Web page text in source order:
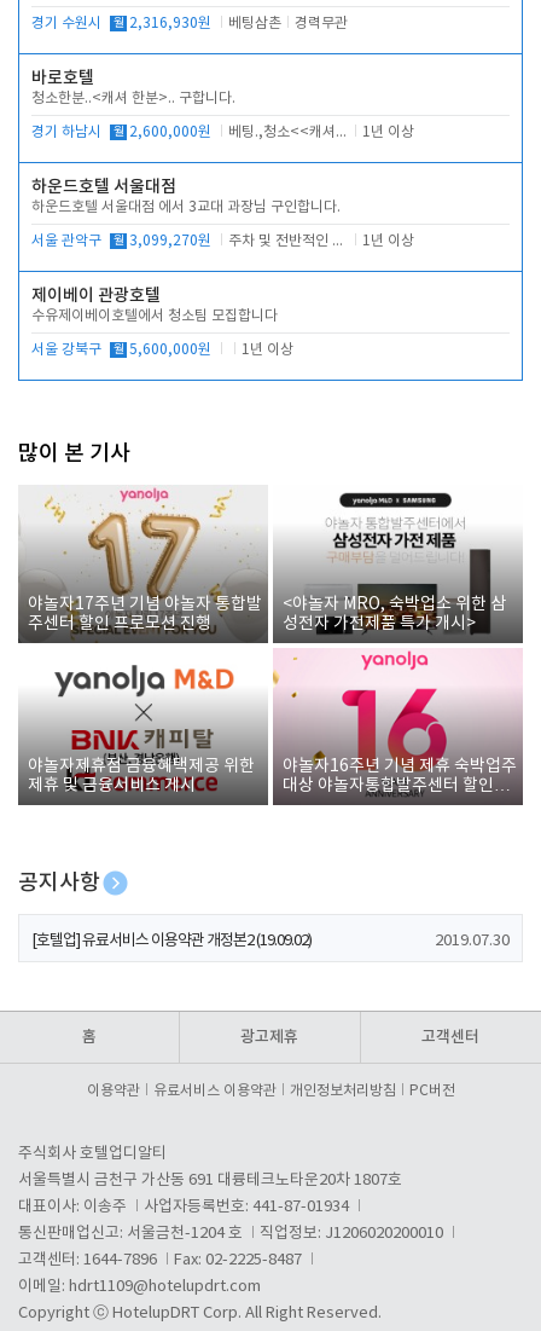
경기 수원시 월 2,316,930원 베팅삼촌 경력무관
바로호텔
청소한분..<캐셔 한분>.. 구합니다.
경기 하남시 월 2,600,000원 베팅.,청소<<캐셔 모셔봅니다. 1년 이상
하운드호텔 서울대점
하운드호텔 서울대점 에서 3교대 과장님 구인합니다.
서울 관악구 월 3,099,270원 주차 및 전반적인 당번업무 1년 이상
제이베이 관광호텔
수유제이베이호텔에서 청소팀 모집합니다
서울 강북구 월 5,600,000원 1년 이상
많이 본 기사
야놀자17주년 기념 야놀자 통합발
주센터 할인 프로모션 진행
<야놀자 MRO, 숙박업소 위한 삼
성전자 가전제품 특가 개시>
야놀자제휴점 금융혜택제공 위한
제휴 및 금융서비스 게시
야놀자16주년 기념 제휴 숙박업주
대상 야놀자통합발주센터 할인쿠
폰 증정
공지사항
[호텔업] 개인정보 처리방침 개정본1 (19.09.02)
[호텔업] 유료서비스 이용약관 개정본2 (19.09.02) 2019.07.30
홈 광고제휴 고객센터
이용약관 유료서비스 이용약관 개인정보처리방침 PC버전
주식회사 호텔업디알티
서울특별시 금천구 가산동 691 대륭테크노타운20차 1807호
대표이사: 이송주
사업자등록번호: 441-87-01934
통신판매업신고: 서울금천-1204 호
직업정보: J1206020200010
고객센터: 1644-7896
Fax: 02-2225-8487
이메일: hdrt1109@hotelupdrt.com
Copyright ⓒ HotelupDRT Corp. All Right Reserved.